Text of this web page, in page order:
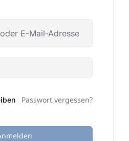
Passwort vergessen?